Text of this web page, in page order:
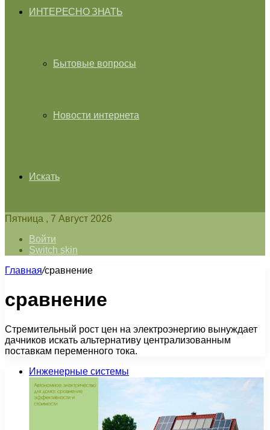
ИНТЕРЕСНО ЗНАТЬ
Бытовые вопросы
Новости интернета
Искать
Пятница , 7 Август 2026
Войти
Switch skin
Главная/сравнение
сравнение
Стремительный рост цен на электроэнергию вынуждает
дачников искать альтернативу централизованным
поставкам переменного тока.
Инженерные системы